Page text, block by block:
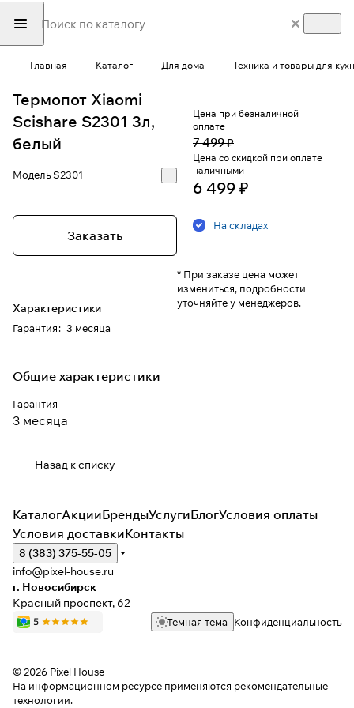
Главная Каталог Для дома Техника и товары для
Термопот Xiaomi
Scishare S2301 3л,
белый
МодельS2301
Заказать
Характеристики
Гарантия: 3 месяца
Цена при безналичной
оплате
7 499 ₽
Цена со скидкой при оплате
наличными
6 499 ₽
На складах
* При заказе цена может
измениться, подробности
уточняйте у менеджеров.
Общие характеристики
Гарантия
3 месяца
Назад к списку
КаталогАкцииБрендыУслугиБлогУсловия оплаты
Условия доставкиКонтакты
8 (383) 375-55-05
info@pixel-house.ru
г. Новосибирск
Красный проспект, 62
Темная тема Конфиденциальность
© 2026 Pixel House
На информационном ресурсе применяются рекомендательные
технологии.